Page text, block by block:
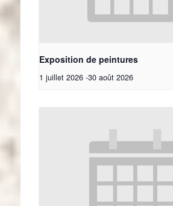
Exposition de peintures
1 juillet 2026 -30 août 2026